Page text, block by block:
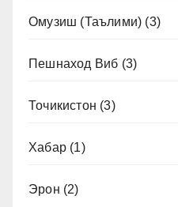
Омузиш (Таълими) (3)
Пешнаход Виб (3)
Точикистон (3)
Хабар (1)
Эрон (2)